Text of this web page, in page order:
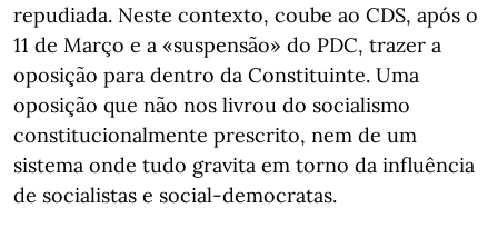
repudiada. Neste contexto, coube ao CDS, após o
11 de Março e a «suspensão» do PDC, trazer a
oposição para dentro da Constituinte. Uma
oposição que não nos livrou do socialismo
constitucionalmente prescrito, nem de um
sistema onde tudo gravita em torno da influência
de socialistas e social-democratas.